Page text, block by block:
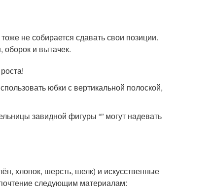
не собирается сдавать свои позиции.
оборок и вытачек.
юбки с вертикальной полоской,
завидной фигуры “” могут надевать
хлопок, шерсть, шелк) и искусственные
следующим материалам: